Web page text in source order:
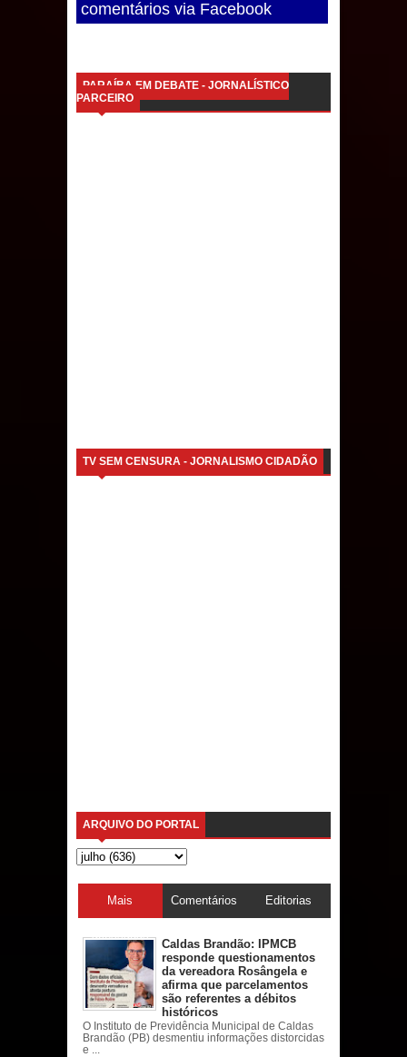
comentários via Facebook
PARAÍBA EM DEBATE - JORNALÍSTICO
PARCEIRO
TV SEM CENSURA - JORNALISMO CIDADÃO
ARQUIVO DO PORTAL
Mais
acessadas
Comentários Editorias
Caldas Brandão: IPMCB
responde questionamentos
da vereadora Rosângela e
afirma que parcelamentos
são referentes a débitos
históricos
O Instituto de Previdência Municipal de Caldas
Brandão (PB) desmentiu informações distorcidas
e ...